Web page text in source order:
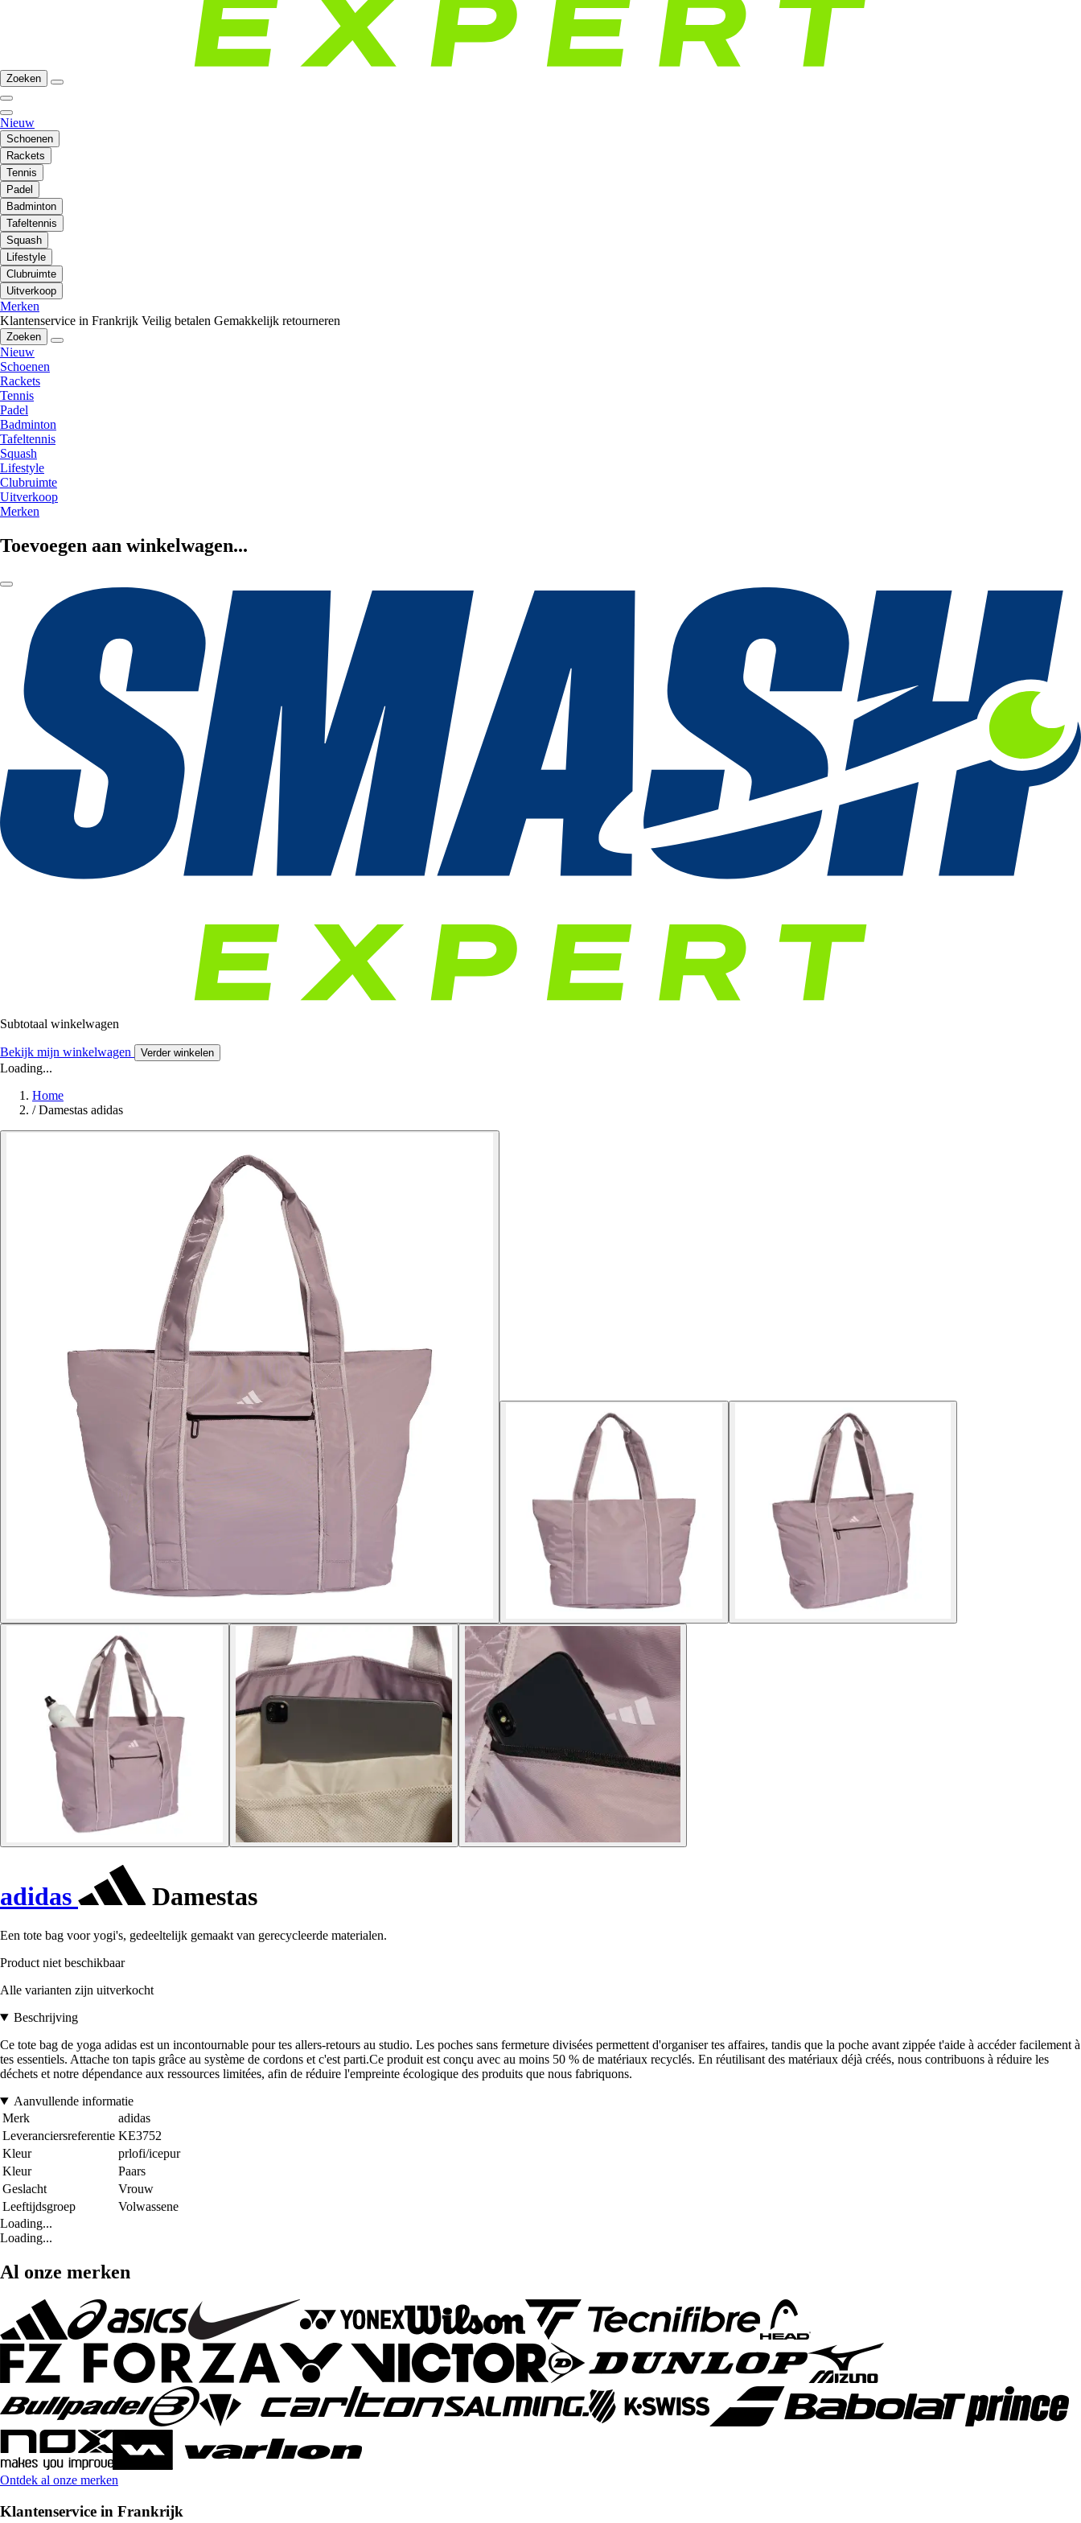
Zoeken
Nieuw
Schoenen
Rackets
Tennis
Padel
Badminton
Tafeltennis
Squash
Lifestyle
Clubruimte
Uitverkoop
Merken
Klantenservice in Frankrijk Veilig betalen Gemakkelijk retourneren
Zoeken
Nieuw
Schoenen
Rackets
Tennis
Padel
Badminton
Tafeltennis
Squash
Lifestyle
Clubruimte
Uitverkoop
Merken
Toevoegen aan winkelwagen...
Subtotaal winkelwagen
Bekijk mijn winkelwagen Verder winkelen
Loading...
Home
/ Damestas adidas
adidas Damestas
Een tote bag voor yogi's, gedeeltelijk gemaakt van gerecycleerde materialen.
Product niet beschikbaar
Alle varianten zijn uitverkocht
Beschrijving
Ce tote bag de yoga adidas est un incontournable pour tes allers-retours au studio. Les poches sans fermeture divisées permettent d'organiser tes affaires, tandis que la poche avant zippée t'aide à accéder facilement à
tes essentiels. Attache ton tapis grâce au système de cordons et c'est parti.Ce produit est conçu avec au moins 50 % de matériaux recyclés. En réutilisant des matériaux déjà créés, nous contribuons à réduire les
déchets et notre dépendance aux ressources limitées, afin de réduire l'empreinte écologique des produits que nous fabriquons.
Aanvullende informatie
Merk
adidas
Leveranciersreferentie KE3752
Kleur
prlofi/icepur
Kleur
Paars
Geslacht
Vrouw
Leeftijdsgroep
Volwassene
Loading...
Loading...
Al onze merken
Ontdek al onze merken
Klantenservice in Frankrijk